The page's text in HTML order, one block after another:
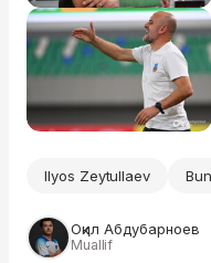
Ilyos Zeytullaev
Оқил Абдубарноев
Muallif